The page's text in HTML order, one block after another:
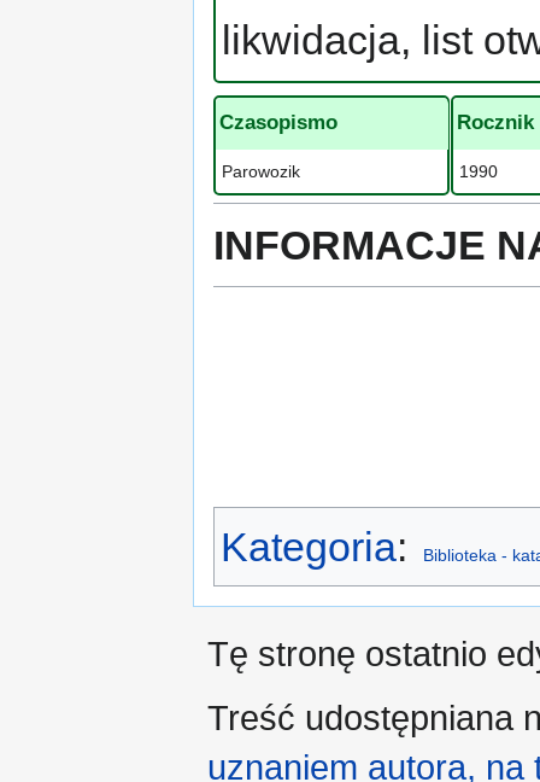
likwidacja, list
Czasopismo
Parowozik
Rocznik
1990
INFORMACJE
Kategoria: Biblioteka -
Tę stronę ostatnio
Treść udostępniana
uznaniem autora,